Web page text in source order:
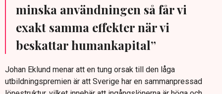
minska användningen så får vi
exakt samma effekter när vi
beskattar humankapital”
Johan Eklund menar att en tung orsak till den låga
utbildningspremien är att Sverige har en sammanpressad